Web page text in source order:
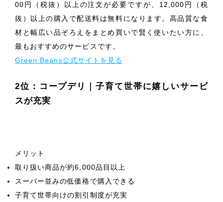
00円（税抜）以上の注文が必要ですが、12,000円（税
抜）以上の購入で配送料は無料になります。高品質な食
材と幅広い品ぞろえをまとめ買いで賢く使いたい方に、
最もおすすめのサービスです。
Green Beans公式サイトを見る
2位：コープデリ｜子育て世帯に嬉しいサービ
スが充実
メリット
取り扱い商品が約6,000品目以上
スーパー並みの低価格で購入できる
子育て世帯向けの割引制度が充実